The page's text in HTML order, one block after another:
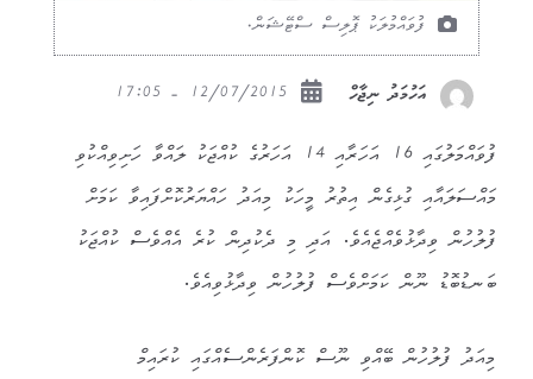
ފުވައްމުލަކު ޕޮލިސް ސްޓޭޝަން.
އަހުމަދު ނިޖާހް
ފުވައްމަލުގައި 16 އަހަރާއި 14 އަހަރުގެ ކުއްޖަކު ލައްވާ ހަށިވިއްކުވި
މައްސަލައާއި ގުޅިގެން އިތުރު މީހަކު މިއަދު ހައްޔަރުކޮށްފައިވާ ކަމަށް
ފުލުހުން ވިދާޅުވެއްޖެއެވެ. އަދި މި ދެކުދިން ކުރެ އެއްވެސް ކުއްޖަކު
ބަނޑުބޮޑު ނޫން ކަމަށްވެސް ފުލުހުން ވިދާޅުވިއެވެ.
މިއަދު ފުލުހުން ބޭއްވި ނޫސް ކޮންފަރެންސެއްގައި ކުރައިމް